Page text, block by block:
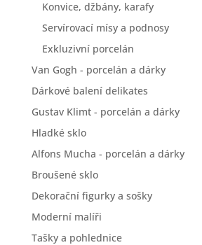
Konvice, džbány, karafy
Servírovací mísy a podnosy
Exkluzivní porcelán
Van Gogh - porcelán a dárky
Dárkové balení delikates
Gustav Klimt - porcelán a dárky
Hladké sklo
Alfons Mucha - porcelán a dárky
Broušené sklo
Dekorační figurky a sošky
Moderní malíři
Tašky a pohlednice